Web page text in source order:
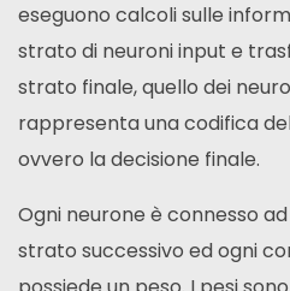
eseguono calcoli sulle
strato di neuroni input e
strato finale, quello dei
rappresenta una codifica
ovvero la decisione finale.
Ogni neurone è connesso
strato successivo ed ogni